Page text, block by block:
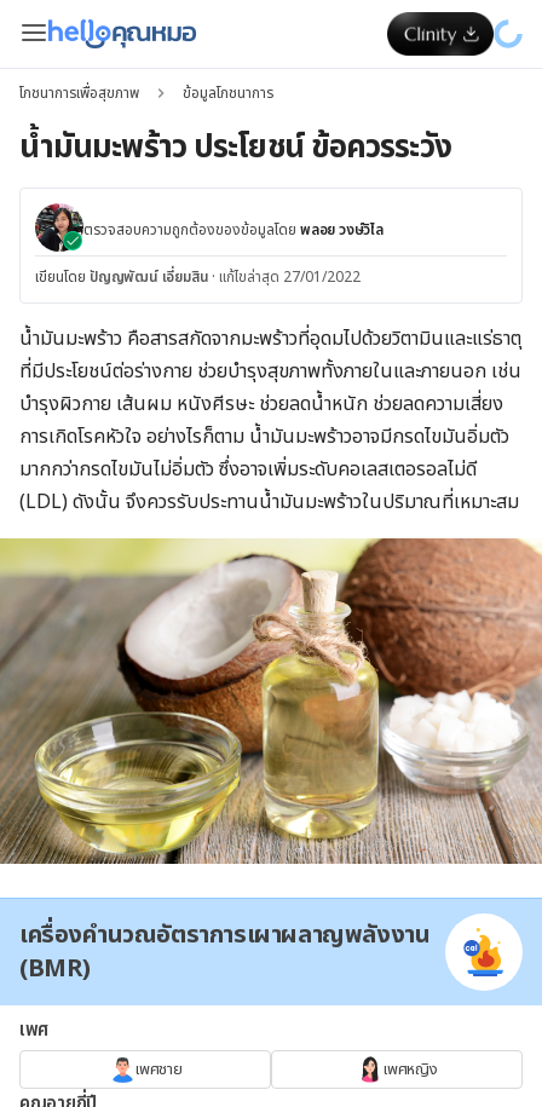
โภชนาการเพื่อสุขภาพ ข้อมูลโภชนาการ
น้ำมันมะพร้าว ประโยชน์ ข้อควรระวัง
ตรวจสอบความถูกต้องของข้อมูลโดย พลอย วงษ์วิไล
เขียนโดย ปัญญพัฒน์ เอี่ยมสิน · แก้ไขล่าสุด 27/01/2022
น้ำมันมะพร้าว คือสารสกัดจากมะพร้าวที่อุดมไปด้วยวิตามินและแร่ธาตุ
ที่มีประโยชน์ต่อร่างกาย ช่วยบำรุงสุขภาพทั้งภายในและภายนอก เช่น
บำรุงผิวกาย เส้นผม หนังศีรษะ ช่วยลดน้ำหนัก ช่วยลดความเสี่ยง
การเกิดโรคหัวใจ อย่างไรก็ตาม น้ำมันมะพร้าวอาจมีกรดไขมันอิ่มตัว
มากกว่ากรดไขมันไม่อิ่มตัว ซึ่งอาจเพิ่มระดับคอเลสเตอรอลไม่ดี
(LDL)ดังนั้น จึงควรรับประทานน้ำมันมะพร้าวในปริมาณที่เหมาะสม
เครื่องคำนวณอัตราการเผาผลาญพลังงาน
(BMR)
เพศ
เพศชาย เพศหญิง